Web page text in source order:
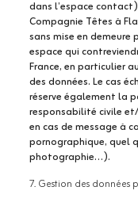
dans l’espace
Compagnie Têtes à
sans mise en
espace qui
France, en particulier
des données. Le cas
réserve également la
responsabilité civile
en cas de message à
pornographique, quel
photographie…).
7. Gestion des données